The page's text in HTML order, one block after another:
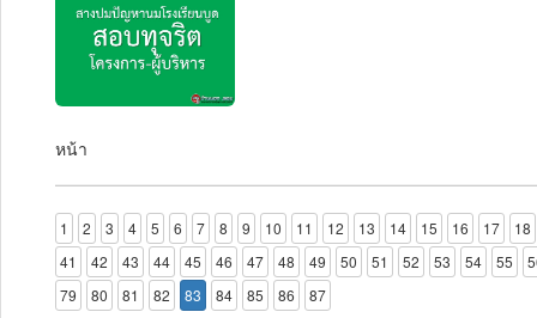
หน้า
1 2 3 4 5 6 7 8 9 10 11 12 13 14 15 16 17
18
41
42 43 44 45 46 47 48 49 50 51 52 53 54 55
79
80 81 82 83 84 85 86 87